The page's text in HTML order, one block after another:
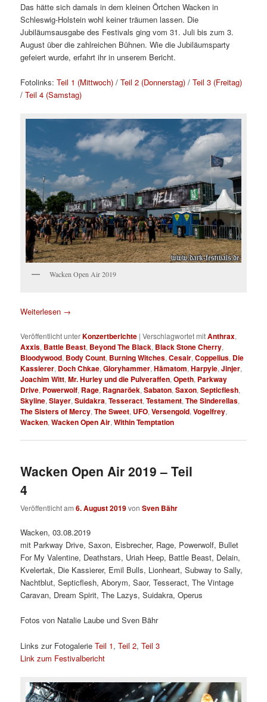
Das hätte sich damals in dem kleinen Örtchen Wacken in
Schleswig-Holstein wohl keiner träumen lassen. Die
Jubiläumsausgabe des Festivals ging vom 31. Juli bis zum 3.
August über die zahlreichen Bühnen. Wie die Jubiläumsparty
gefeiert wurde, erfahrt ihr in unserem Bericht.
Fotolinks:Teil 1 (Mittwoch) /Teil 2 (Donnerstag) /Teil 3 (Freitag)
/Teil 4 (Samstag)
Wacken Open Air 2019
Weiterlesen →
Veröffentlicht unterKonzertberichte |Verschlagwortet mitAnthrax,
Axxis, Battle Beast, Beyond The Black, Black Stone Cherry,
Bloodywood, Body Count, Burning Witches,Cesair,Coppelius, Die
Kassierer, Doch Chkae,Gloryhammer,Hämatom,Harpyie,Jinjer,
Joachim Witt,Mr. Hurley und die Pulveraffen,Opeth, Parkway
Drive, Powerwolf, Rage, Ragnaröek,Sabaton,Saxon,Septicflesh,
Skyline,Slayer,Suidakra,Tesseract,Testament,The Sinderellas,
The Sisters of Mercy,The Sweet, UFO,Versengold,Vogelfrey,
Wacken,Wacken Open Air,Within Temptation
Wacken Open Air 2019 – Teil
4
Veröffentlicht am6. August 2019vonSven Bähr
Wacken, 03.08.2019
mit Parkway Drive, Saxon, Eisbrecher, Rage, Powerwolf, Bullet
For My Valentine, Deathstars, Uriah Heep, Battle Beast, Delain,
Kvelertak, Die Kassierer, Emil Bulls, Lionheart, Subway to Sally,
Nachtblut, Septicflesh, Aborym, Saor, Tesseract, The Vintage
Caravan, Dream Spirit, The Lazys, Suidakra, Operus
Fotos von Natalie Laube und Sven Bähr
Links zur FotogalerieTeil 1,Teil 2,Teil 3
Link zum Festivalbericht